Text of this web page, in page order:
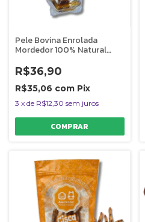
Pele Bovina Enrolada
Mordedor 100% Natural
Rocambole Mineiro Miudo
AlecrimPet
R$36,90
R$35,06 com Pix
3 x de R$12,30 sem juros